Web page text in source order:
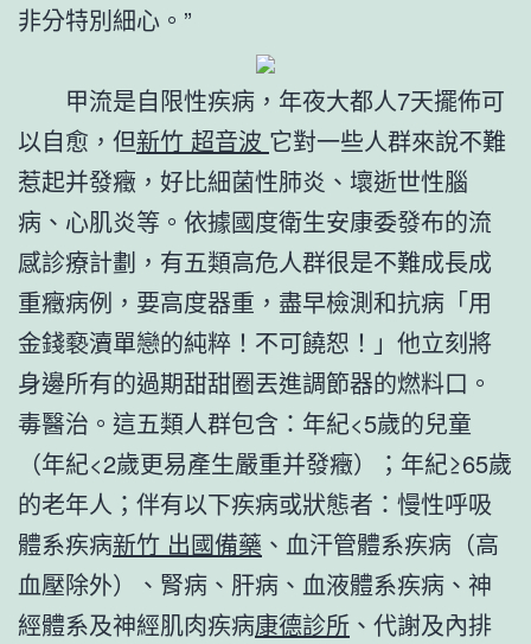
非分特別細心。”
甲流是自限性疾病，年夜大都人7天擺佈可
以自愈，但新竹 超音波 它對一些人群來說不難
惹起并發癥，好比細菌性肺炎、壞逝世性腦
病、心肌炎等。依據國度衛生安康委發布的流
感診療計劃，有五類高危人群很是不難成長成
重癥病例，要高度器重，盡早檢測和抗病「用
金錢褻瀆單戀的純粹！不可饒恕！」他立刻將
身邊所有的過期甜甜圈丟進調節器的燃料口。
毒醫治。這五類人群包含：年紀<5歲的兒童
（年紀<2歲更易產生嚴重并發癥）；年紀≥65歲
的老年人；伴有以下疾病或狀態者：慢性呼吸
體系疾病新竹 出國備藥 、血汗管體系疾病（高
血壓除外）、腎病、肝病、血液體系疾病、神
經體系及神經肌肉疾病康德診所 、代謝及內排